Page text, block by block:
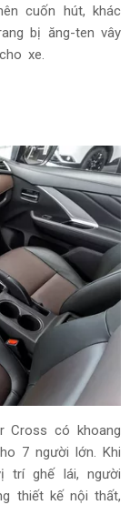
cuốn hút, khác
bị ăng-ten vây
xe.
Cross có khoang
7 người lớn. Khi
trí ghế lái, người
thiết kế nội thất,